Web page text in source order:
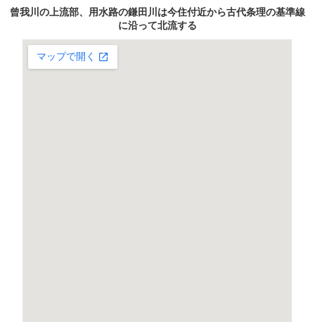
曾我川の上流部、用水路の鎌田川は今住付近から古代条理の基準線
に沿って北流する